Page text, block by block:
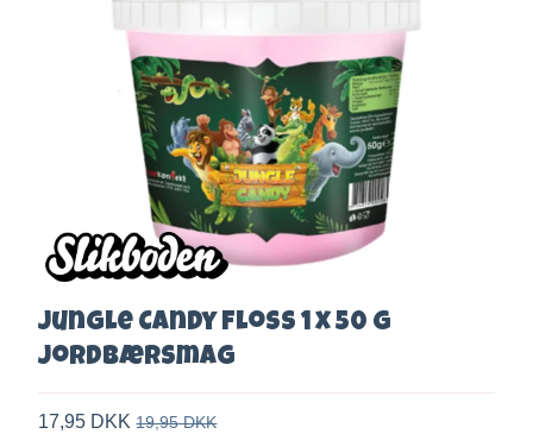
Jungle Candy Floss 1 x 50 g
Jordbærsmag
17,95 DKK 19,95 DKK